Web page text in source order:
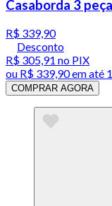
Casaborda 3
R$ 339,90
Desconto
R$ 305,91 no PIX
ou R$ 339,90em até
COMPRAR AGORA